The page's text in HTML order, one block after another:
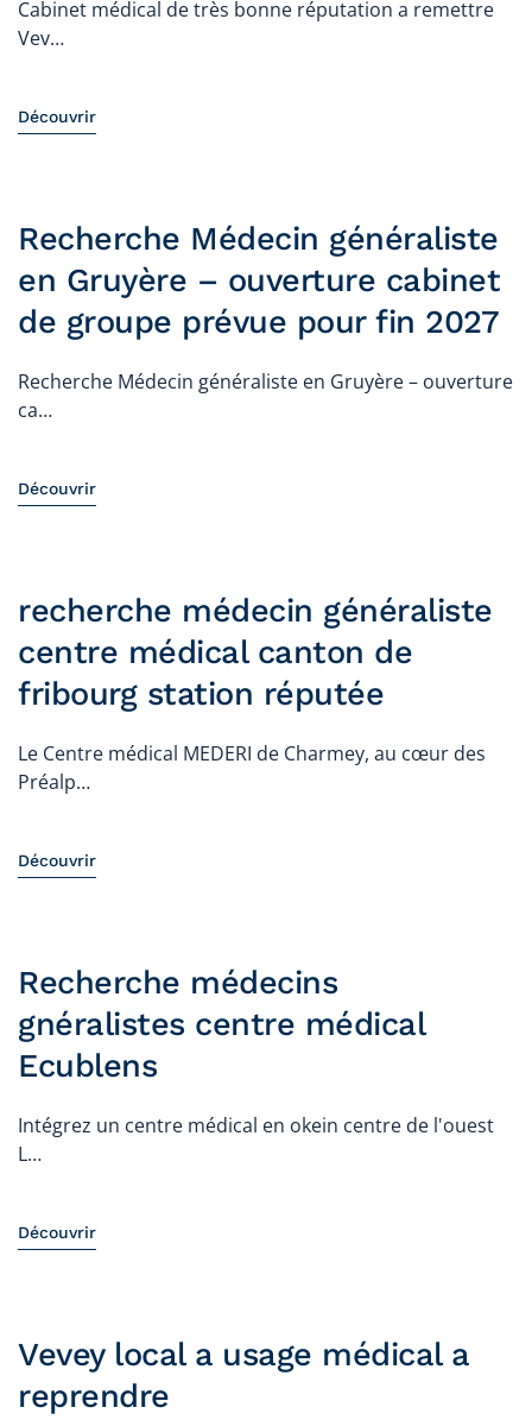
Cabinet médical de très bonne réputation a remettre
Vev…
Découvrir
Recherche Médecin généraliste
en Gruyère – ouverture cabinet
de groupe prévue pour fin 2027
Recherche Médecin généraliste en Gruyère – ouverture
ca…
Découvrir
recherche médecin généraliste
centre médical canton de
fribourg station réputée
Le Centre médical MEDERI de Charmey, au cœur des
Préalp…
Découvrir
Recherche médecins
gnéralistes centre médical
Ecublens
Intégrez un centre médical en okein centre de l'ouest
L…
Découvrir
Vevey local a usage médical a
reprendre